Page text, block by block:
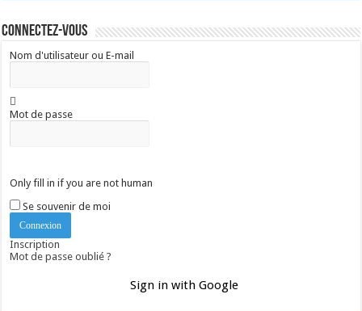
Connectez-vous
Nom d'utilisateur ou E-mail
Mot de passe
Only fill in if you are not human
Se souvenir de moi
Inscription
Mot de passe oublié ?
Sign in with Google